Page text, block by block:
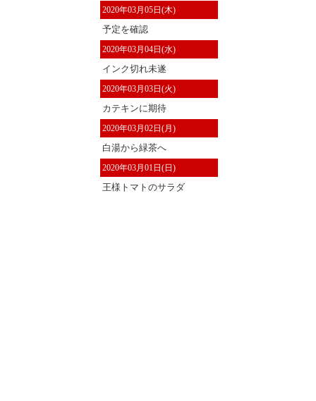
2020年03月05日(木)
予定を確認
2020年03月04日(水)
インク切れ未遂
2020年03月03日(火)
カテキンに期待
2020年03月02日(月)
白湯から緑茶へ
2020年03月01日(日)
王様トマトのサラダ